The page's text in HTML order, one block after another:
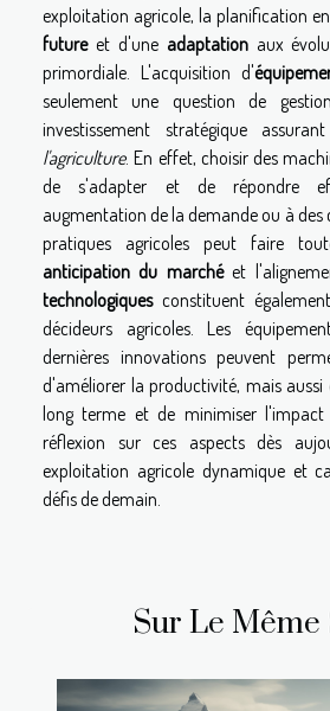
exploitation agricole, la planification
futureet d'une adaptationaux
primordiale. L'acquisition d'
seulement une question de
investissement stratégique
l'agriculture. En effet, choisir des
de s'adapter et de répondre
augmentation de la demande ou à des
pratiques agricoles peut faire
anticipation du marchéet
technologiquesconstituent
décideurs agricoles. Les
dernières innovations peuvent
d'améliorer la productivité, mais aussi
long terme et de minimiser l'impact
réflexion sur ces aspects dès
exploitation agricole dynamique et
défis de demain.
Sur Le Même